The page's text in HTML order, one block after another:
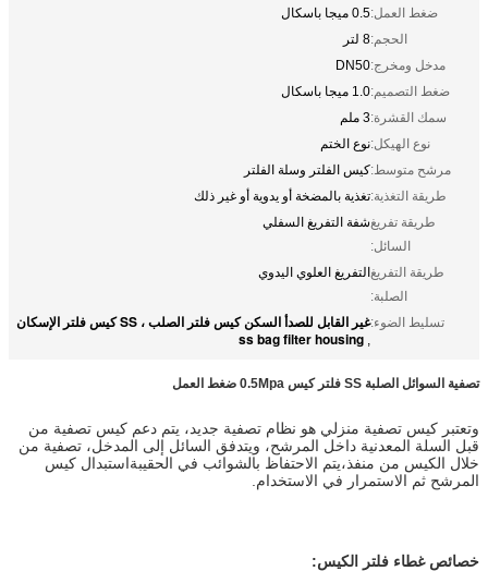
ضغط العمل:0.5 ميجا باسكال
الحجم:8 لتر
مدخل ومخرج:DN50
ضغط التصميم:1.0 ميجا باسكال
سمك القشرة:3 ملم
نوع الهيكل:نوع الختم
مرشح متوسط:كيس الفلتر وسلة الفلتر
طريقة التغذية:تغذية بالمضخة أو يدوية أو غير ذلك
طريقة تفريغ
السائل:
شفة التفريغ السفلي
طريقة التفريغ
الصلبة:
التفريغ العلوي اليدوي
تسليط الضوء:غير القابل للصدأ السكن كيس فلتر الصلب ، SS كيس فلتر الإسكان
,
ss bag filter housing
تصفية السوائل الصلبة SS فلتر كيس 0.5Mpa ضغط العمل
وتعتبر كيس تصفية منزلي هو نظام تصفية جديد، يتم دعم كيس تصفية من
قبل السلة المعدنية داخل المرشح، ويتدفق السائل إلى المدخل، تصفية من
خلال الكيس من منفذ،يتم الاحتفاظ بالشوائب في الحقيبةاستبدال كيس
المرشح ثم الاستمرار في الاستخدام.
خصائص غطاء فلتر الكيس: